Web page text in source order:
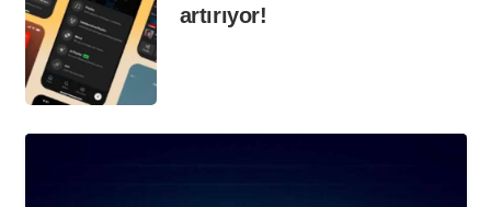
artırıyor!